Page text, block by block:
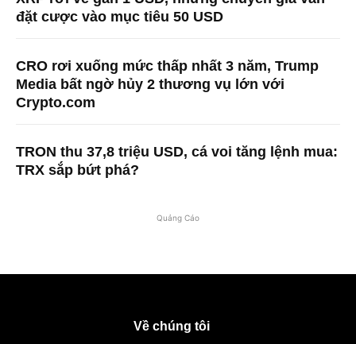
đặt cược vào mục tiêu 50 USD
CRO rơi xuống mức thấp nhất 3 năm, Trump
Media bất ngờ hủy 2 thương vụ lớn với
Crypto.com
TRON thu 37,8 triệu USD, cá voi tăng lệnh mua:
TRX sắp bứt phá?
Quảng Cáo
Về chúng tôi